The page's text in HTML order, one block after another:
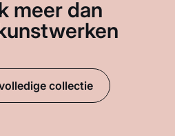
meer dan
collectie